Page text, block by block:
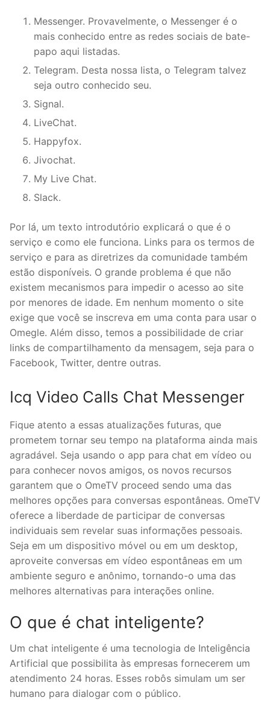
Messenger. Provavelmente, o Messenger é o
mais conhecido entre as redes sociais de bate-
papo aqui listadas.
Telegram. Desta nossa lista, o Telegram talvez
seja outro conhecido seu.
Signal.
LiveChat.
Happyfox.
Jivochat.
My Live Chat.
Slack.
Por lá, um texto introdutório explicará o que é o
serviço e como ele funciona. Links para os termos de
serviço e para as diretrizes da comunidade também
estão disponíveis. O grande problema é que não
existem mecanismos para impedir o acesso ao site
por menores de idade. Em nenhum momento o site
exige que você se inscreva em uma conta para usar o
Omegle. Além disso, temos a possibilidade de criar
links de compartilhamento da mensagem, seja para o
Facebook, Twitter, dentre outras.
Icq Video Calls Chat Messenger
Fique atento a essas atualizações futuras, que
prometem tornar seu tempo na plataforma ainda mais
agradável. Seja usando o app para chat em vídeo ou
para conhecer novos amigos, os novos recursos
garantem que o OmeTV proceed sendo uma das
melhores opções para conversas espontâneas. OmeTV
oferece a liberdade de participar de conversas
individuais sem revelar suas informações pessoais.
Seja em um dispositivo móvel ou em um desktop,
aproveite conversas em vídeo espontâneas em um
ambiente seguro e anônimo, tornando-o uma das
melhores alternativas para interações online.
O que é chat inteligente?
Um chat inteligente é uma tecnologia de Inteligência
Artificial que possibilita às empresas fornecerem um
atendimento 24 horas. Esses robôs simulam um ser
humano para dialogar com o público.